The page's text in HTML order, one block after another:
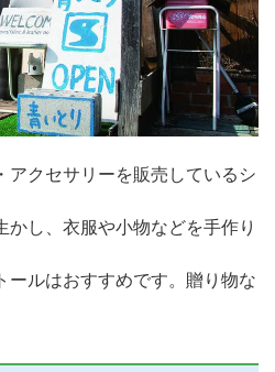
アクセサリーを販売しているシ
し、衣服や小物などを手作り
ールはおすすめです。贈り物な